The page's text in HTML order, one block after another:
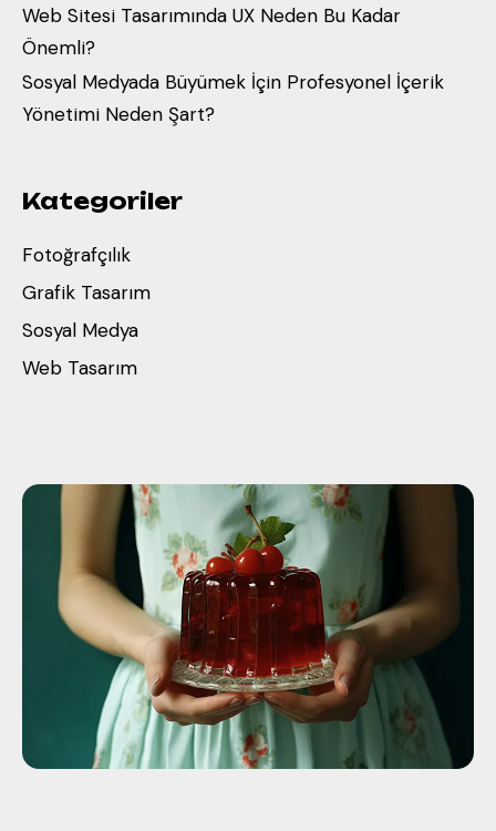
Web Sitesi Tasarımında UX Neden Bu Kadar
Önemli?
Sosyal Medyada Büyümek İçin Profesyonel İçerik
Yönetimi Neden Şart?
Kategoriler
Fotoğrafçılık
Grafik Tasarım
Sosyal Medya
Web Tasarım